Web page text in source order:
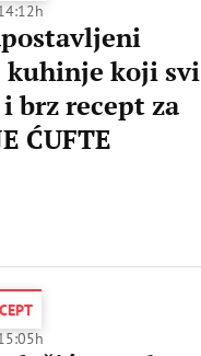
kuhinje koji svi
brz recept za
ĆUFTE